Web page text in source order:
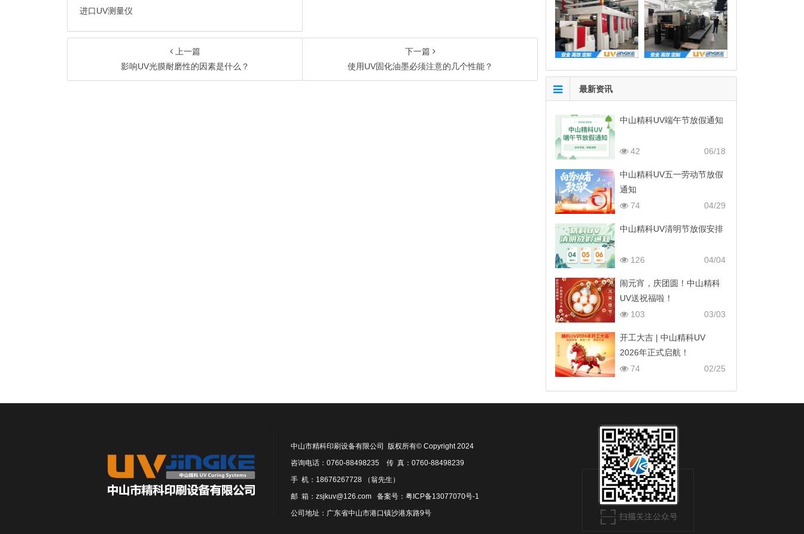
进口UV测量仪
上一篇
影响UV光膜耐磨性的因素是什么？
下一篇
使用UV固化油墨必须注意的几个性能？
最新资讯
中山精科UV端午节放假通知
06/18
42
中山精科UV五一劳动节放假
通知
04/29
74
中山精科UV清明节放假安排
04/04
126
闹元宵，庆团圆！中山精科
UV送祝福啦！
03/03
103
开工大吉 | 中山精科UV
2026年正式启航！
02/25
74
中山市精科印刷设备有限公司 版权所有© Copyright 2024
咨询电话：0760-88498235 传 真：0760-88498239
手 机：18676267728 （翁先生）
邮 箱：zsjkuv@126.com 备案号： 粤ICP备13077070号-1
公司地址：广东省中山市港口镇沙港东路9号